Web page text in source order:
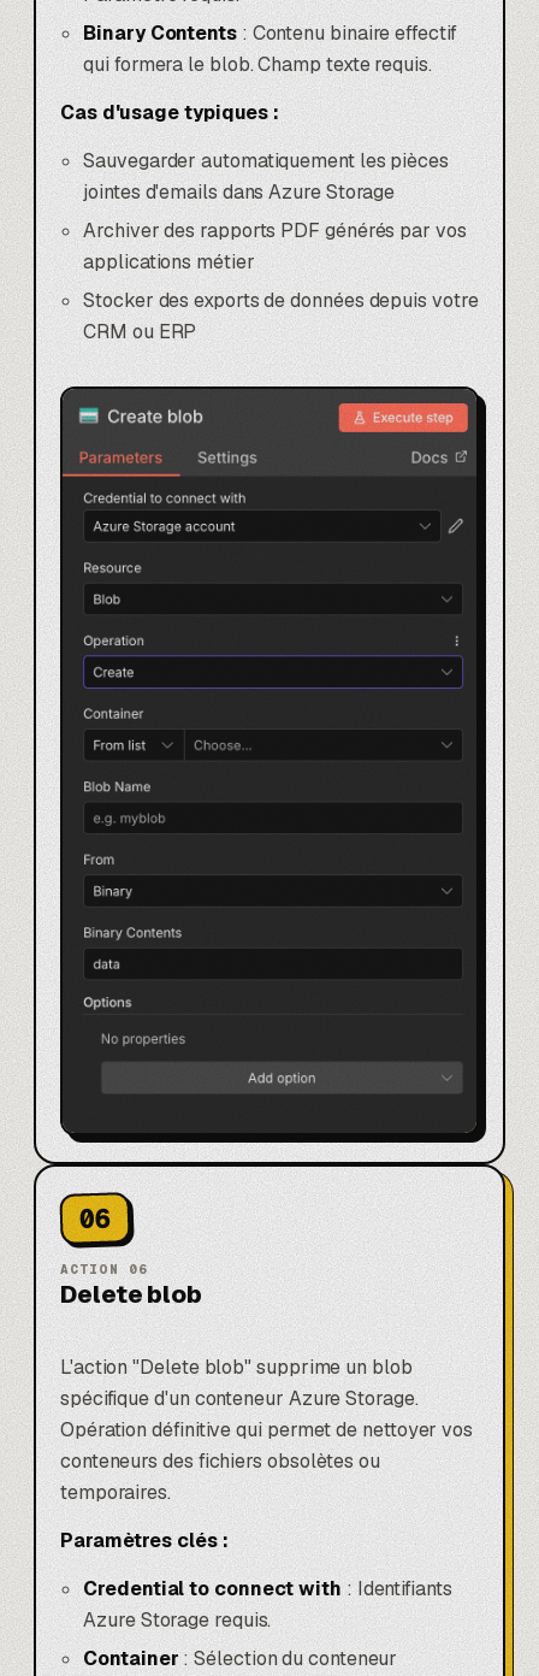
Binary Contents: Contenu binaire effectif
qui formera le blob. Champ texte requis.
Cas d'usage typiques :
Sauvegarder automatiquement les pièces
jointes d'emails dans Azure Storage
Archiver des rapports PDF générés par vos
applications métier
Stocker des exports de données depuis votre
CRM ou ERP
06
ACTION 06
Delete blob
L'action "Delete blob" supprime un blob
spécifique d'un conteneur Azure Storage.
Opération définitive qui permet de nettoyer vos
conteneurs des fichiers obsolètes ou
temporaires.
Paramètres clés :
Credential to connect with : Identifiants
Azure Storage requis.
Container: Sélection du conteneur